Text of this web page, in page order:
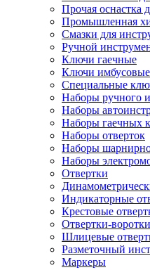
Прочая оснастка
Промышленная
Смазки для
Ручной
Ключи гаечные
Ключи
Специальные
Наборы ручного
Наборы
Наборы гаечных
Наборы отверток
Наборы
Наборы
Отвертки
Индикаторные
Крестовые
Отвертки-
Шлицевые
Разметочный
Маркеры